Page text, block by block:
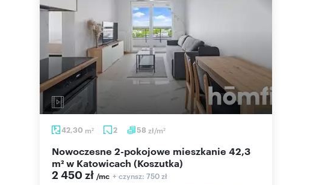
42,30 m2 2 58 zł/m2
Nowoczesne 2-pokojowe mieszkanie 42,3
m² w Katowicach (Koszutka)
2 450 zł /mc + czynsz: 750 zł